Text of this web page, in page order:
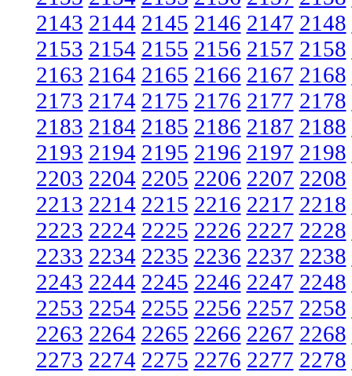
2143 2144 2145 2146 2147 2148
2153 2154 2155 2156 2157 2158
2163 2164 2165 2166 2167 2168
2173 2174 2175 2176 2177 2178
2183 2184 2185 2186 2187 2188
2193 2194 2195 2196 2197 2198
2203 2204 2205 2206 2207 2208
2213 2214 2215 2216 2217 2218
2223 2224 2225 2226 2227 2228
2233 2234 2235 2236 2237 2238
2243 2244 2245 2246 2247 2248
2253 2254 2255 2256 2257 2258
2263 2264 2265 2266 2267 2268
2273 2274 2275 2276 2277 2278